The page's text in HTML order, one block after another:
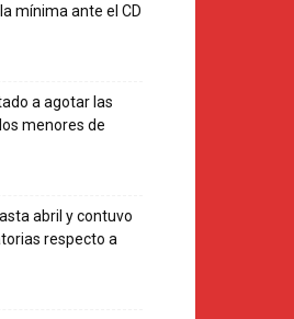
mínima ante el CD
a agotar las
menores de
abril y contuvo
respecto a